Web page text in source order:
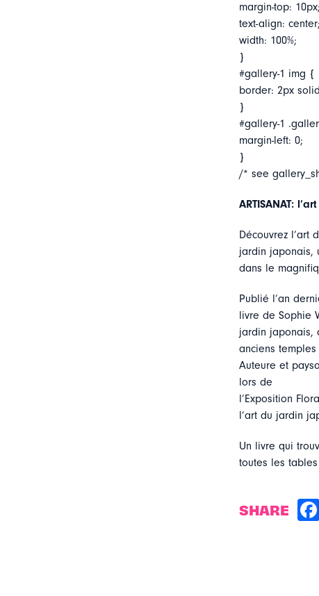
margin-top: 10px;
text-align: center;
width: 100%;
}
#gallery-1 img {
border: 2px
}
#gallery-1
margin-left: 0;
}
/* see
ARTISANAT:
Découvrez l’art
jardin japonais,
dans le
Publié l’an
livre de Sophie
jardin japonais,
anciens
Auteure et
lors de
l’Exposition
l’art du jardin
Un livre qui
toutes les
SHARE